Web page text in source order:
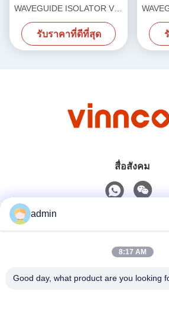
WAVEGUIDE ISOLATOR VN-
WGISO-7580-WR12
รับราคาที่ดีที่สุด
ปรับ
สื่อสังคม
0086-551-65396351
admin
8:17 AM
Good day, what product are you looking